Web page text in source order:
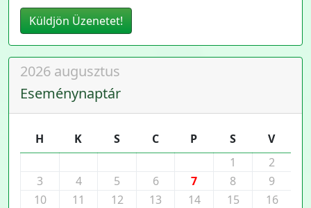
Küldjön Üzenetet!
2026 augusztus
Eseménynaptár
H K S C P S
V
1
2
3
4 5 6 7 8
9
10
11 12 13 14 15 16